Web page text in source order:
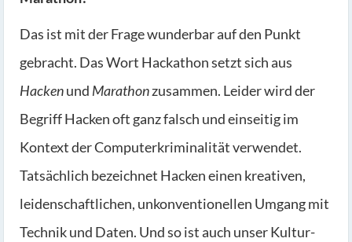
Das ist mit der Frage wunderbar auf den Punkt
gebracht. Das Wort Hackathon setzt sich aus
Hackenund Marathonzusammen. Leider wird der
Begriff Hacken oft ganz falsch und einseitig im
Kontext der Computerkriminalität verwendet.
Tatsächlich bezeichnet Hacken einen kreativen,
leidenschaftlichen, unkonventionellen Umgang mit
Technik und Daten. Und so ist auch unser Kultur-